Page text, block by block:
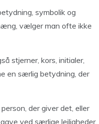
symbolik og
vælger man ofte ikke
stjerner, kors, initialer,
en særlig betydning, der
der giver det, eller
ved særlige lejligheder,